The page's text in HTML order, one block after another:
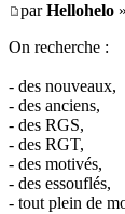
parHellohelo
On recherche :
- des nouveaux,
- des anciens,
- des RGS,
- des RGT,
- des motivés,
- des essouflés,
- tout plein de